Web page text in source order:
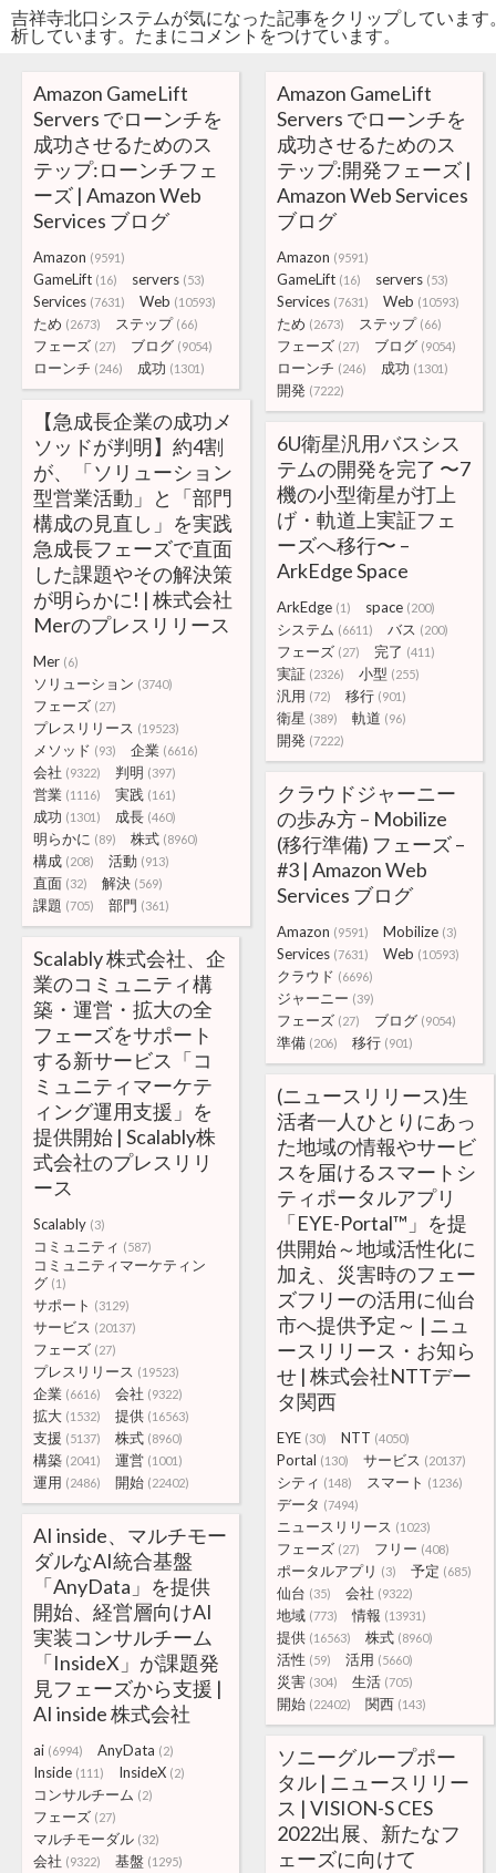
吉祥寺北口システムが気になった記事をクリップしていま
析しています。たまにコメントをつけています。
Amazon GameLift
Servers でローンチを
成功させるためのス
テップ:ローンチフェ
ーズ | Amazon Web
Services ブログ
Amazon (9591)
GameLift (16) servers (53)
Services (7631) Web (10593)
ため (2673) ステップ (66)
フェーズ (27) ブログ (9054)
ローンチ (246) 成功 (1301)
Amazon GameLift
Servers でローンチを
成功させるためのス
テップ:開発フェーズ |
Amazon Web Services
ブログ
Amazon (9591)
GameLift (16) servers (53)
Services (7631) Web (10593)
ため (2673) ステップ (66)
フェーズ (27) ブログ (9054)
ローンチ (246) 成功 (1301)
開発 (7222)
【急成長企業の成功メ
ソッドが判明】約4割
が、「ソリューション
型営業活動」と「部門
構成の見直し」を実践
急成長フェーズで直面
した課題やその解決策
が明らかに! | 株式会社
Merのプレスリリース
Mer (6)
ソリューション (3740)
フェーズ (27)
プレスリリース (19523)
メソッド (93) 企業 (6616)
会社 (9322) 判明 (397)
営業 (1116) 実践 (161)
成功 (1301) 成長 (460)
明らかに (89) 株式 (8960)
構成 (208) 活動 (913)
直面 (32) 解決 (569)
課題 (705) 部門 (361)
6U衛星汎用バスシス
テムの開発を完了 〜7
機の小型衛星が打上
げ・軌道上実証フェ
ーズへ移行〜 –
ArkEdge Space
ArkEdge (1) space (200)
システム (6611) バス (200)
フェーズ (27) 完了 (411)
実証 (2326) 小型 (255)
汎用 (72) 移行 (901)
衛星 (389) 軌道 (96)
開発 (7222)
クラウドジャーニー
の歩み方 – Mobilize
(移行準備) フェーズ –
#3 | Amazon Web
Services ブログ
Amazon (9591) Mobilize (3)
Services (7631) Web (10593)
クラウド (6696)
ジャーニー (39)
フェーズ (27) ブログ (9054)
準備 (206) 移行 (901)
Scalably 株式会社、企
業のコミュニティ構
築・運営・拡大の全
フェーズをサポート
する新サービス「コ
ミュニティマーケテ
ィング運用支援」を
提供開始 | Scalably株
式会社のプレスリリ
ース
Scalably (3)
コミュニティ (587)
コミュニティマーケティン
グ (1)
サポート (3129)
サービス (20137)
フェーズ (27)
プレスリリース (19523)
企業 (6616) 会社 (9322)
拡大 (1532) 提供 (16563)
支援 (5137) 株式 (8960)
構築 (2041) 運営 (1001)
運用 (2486) 開始 (22402)
(ニュースリリース)生
活者一人ひとりにあっ
た地域の情報やサービ
スを届けるスマートシ
ティポータルアプリ
「EYE-Portal™」を提
供開始～地域活性化に
加え、災害時のフェー
ズフリーの活用に仙台
市へ提供予定～ | ニュ
ースリリース・お知ら
せ | 株式会社NTTデー
タ関西
EYE (30) NTT (4050)
Portal (130) サービス (20137)
シティ (148) スマート (1236)
データ (7494)
ニュースリリース (1023)
フェーズ (27) フリー (408)
ポータルアプリ (3) 予定 (685)
仙台 (35) 会社 (9322)
地域 (773) 情報 (13931)
提供 (16563) 株式 (8960)
活性 (59) 活用 (5660)
災害 (304) 生活 (705)
開始 (22402) 関西 (143)
AI inside、マルチモー
ダルなAI統合基盤
「AnyData」を提供
開始、経営層向けAI
実装コンサルチーム
「InsideX」が課題発
見フェーズから支援 |
AI inside 株式会社
ai (6994) AnyData (2)
Inside (111) InsideX (2)
コンサルチーム (2)
フェーズ (27)
マルチモーダル (32)
会社 (9322) 基盤 (1295)
ソニーグループポー
タル | ニュースリリー
ス | VISION-S CES
2022出展、新たなフ
ェーズに向けて